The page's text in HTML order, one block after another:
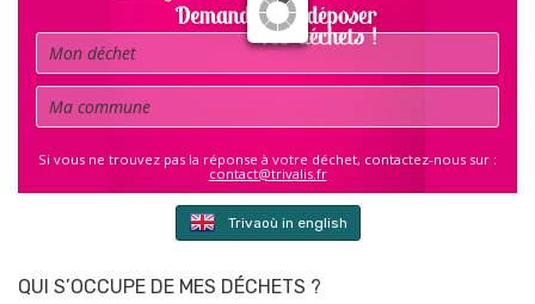
Déchet
Commune
Si vous ne trouvez pas la réponse à votre déchet, contactez-nous sur :
contact@trivalis.fr
Trivaoù in english
QUI S’OCCUPE DE MES DÉCHETS ?